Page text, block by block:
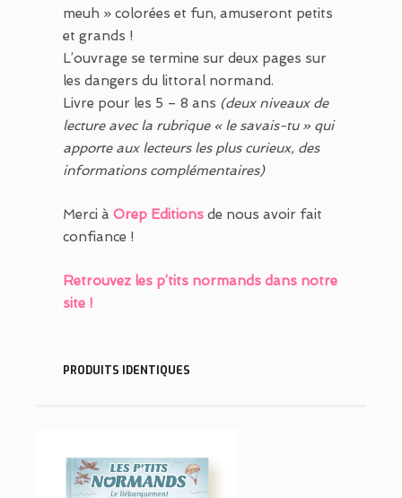
meuh » colorées et fun, amuseront petits
et grands !
L’ouvrage se termine sur deux pages sur
les dangers du littoral normand.
Livre pour les 5 – 8 ans (deux niveaux de
lecture avec la rubrique « le savais-tu » qui
apporte aux lecteurs les plus curieux, des
informations complémentaires)
Merci à Orep Editions de nous avoir fait
confiance !
Retrouvez les p’tits normands dans notre
site !
PRODUITS IDENTIQUES